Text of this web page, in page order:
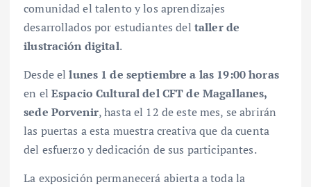
comunidad el talento y los aprendizajes
desarrollados por estudiantes del taller de
ilustración digital.
Desde ellunes 1 de septiembre a las 19:00 horas
en el Espacio Cultural del CFT de Magallanes,
sede Porvenir, hasta el 12 de este mes, se abrirán
las puertas a esta muestra creativa que da cuenta
del esfuerzo y dedicación de sus participantes.
La exposición permanecerá abierta a toda la